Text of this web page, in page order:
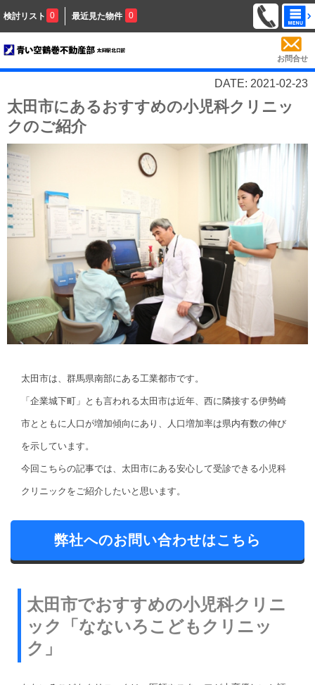
検討リスト 0 最近見た物件 0
お問合せ
DATE: 2021-02-23
太田市にあるおすすめの小児科クリニッ
クのご紹介
太田市は、群馬県南部にある工業都市です。
「企業城下町」とも言われる太田市は近年、西に隣接する伊勢崎
市とともに人口が増加傾向にあり、人口増加率は県内有数の伸び
を示しています。
今回こちらの記事では、太田市にある安心して受診できる小児科
クリニックをご紹介したいと思います。
弊社へのお問い合わせはこちら
太田市でおすすめの小児科クリニ
ック「なないろこどもクリニッ
ク」